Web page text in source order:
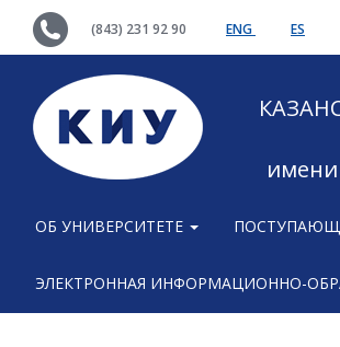
(843) 231 92 90 ENG ES
ОБ УНИВЕРСИТЕТЕ
ЭЛЕКТРОННАЯ ИНФОРМАЦИОННО-